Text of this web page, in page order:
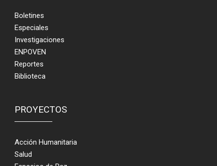
Boletines
Especiales
Investigaciones
ENPOVEN
Reportes
Biblioteca
PROYECTOS
Acción Humanitaria
Salud